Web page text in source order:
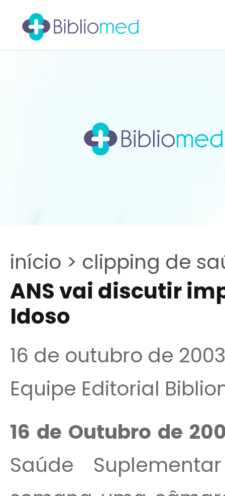
início > clipping de
ANS vai discutir
Idoso
16 de outubro de 2003
Equipe Editorial
16 de Outubro de
Saúde